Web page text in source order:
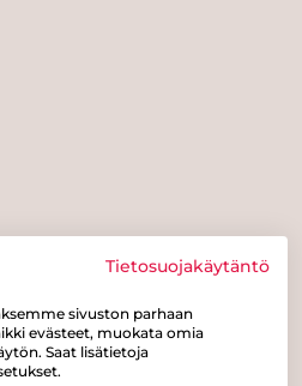
Tietosuojakäytäntö
sivuston parhaan
evästeet, muokata omia
Saat lisätietoja